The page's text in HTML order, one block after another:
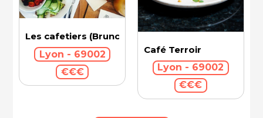
Les cafetiers (Brunch)
Lyon - 69002
€€€
Café Terroir
Lyon - 69002
€€€